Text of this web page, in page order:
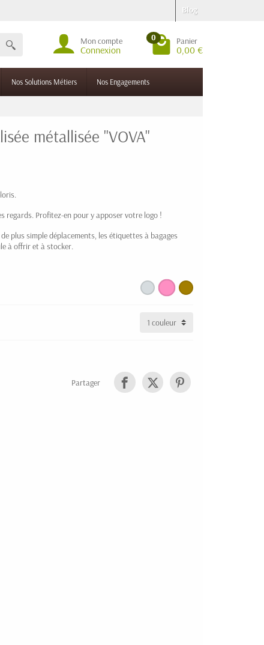
Blog
Mon compte
Connexion
0 Panier
0,00 €
Nos Solutions Métiers Nos Engagements
métallisée "VOVA"
regards. Profitez-en pour y apposer votre logo !
plus simple déplacements, les étiquettes à bagages
à offrir et à stocker.
Partager